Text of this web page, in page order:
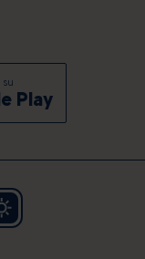
Play